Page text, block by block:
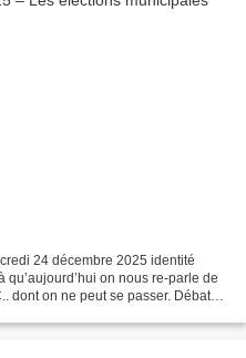
on nous re-parle de
dont on ne peut se passer. Débat